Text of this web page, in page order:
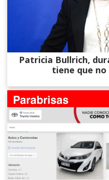
Patricia Bullrich,
tiene que